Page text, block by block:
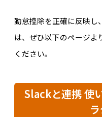
勤怠控除を正確に反映し
は、ぜひ以下のページ
ください。
Slackと連携 使